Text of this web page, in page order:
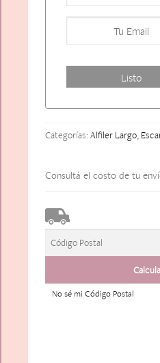
Categorías: Alfiler Largo,
Consultá el costo de tu
No sé mi Código Postal